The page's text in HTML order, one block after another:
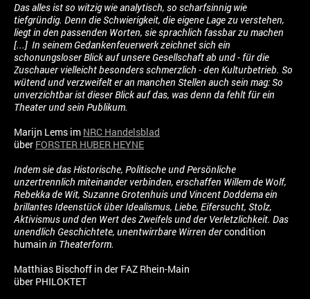
Das alles ist so witzig wie analytisch, so scharfsinnig wie
tiefgründig. Denn die Schwierigkeit, die eigene Lage zu verstehen,
liegt in den passenden Worten, sie sprachlich fassbar zu machen
[...] In seinem Gedankenfeuerwerk zeichnet sich ein
schonungsloser Blick auf unsere Gesellschaft ab und - für die
Zuschauer vielleicht besonders schmerzlich - den Kulturbetrieb. So
wütend und verzweifelt er an manchen Stellen auch sein mag: So
unverzichtbar ist dieser Blick auf das, was denn da fehlt für ein
Theater und sein Publikum.
Marijn Lems im NRC Handelsblad
über FORSTER HUBER HEYNE
Indem sie das Historische, Politische und Persönliche
unzertrennlich miteinander verbinden, erschaffen Willem de Wolf,
Rebekka de Wit, Suzanne Grotenhuis und Vincent Doddema ein
brillantes Ideenstück über Idealismus, Liebe, Eifersucht, Stolz,
Aktivismus und den Wert des Zweifels und der Verletzlichkeit. Das
unendlich Geschichtete, unentwirrbare Wirren dercondition
humain in Theaterform.
Matthias Bischoff in der FAZ Rhein-Main
über PHILOKTET